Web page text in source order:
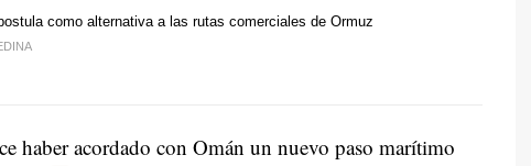
como alternativa a las rutas comerciales de Ormuz
haber acordado con Omán un nuevo paso marítimo